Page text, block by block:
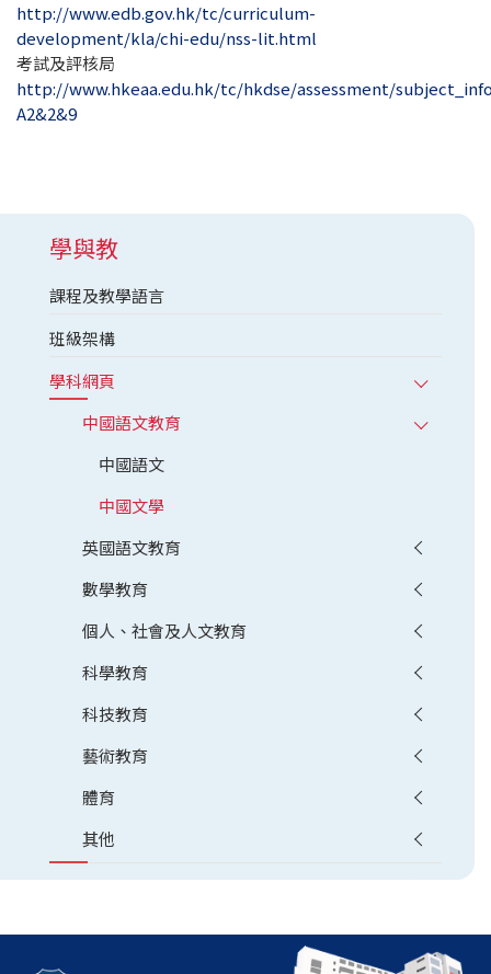
http://www.edb.gov.hk/tc/curriculum-
development/kla/chi-edu/nss-lit.html
考試及評核局
http://www.hkeaa.edu.hk/tc/hkdse/assessment/
A2&2&9
學與教
課程及教學語言
班級架構
學科網頁
中國語文教育
中國語文
中國文學
英國語文教育
數學教育
個人、社會及人文教育
科學教育
科技教育
藝術教育
體育
其他